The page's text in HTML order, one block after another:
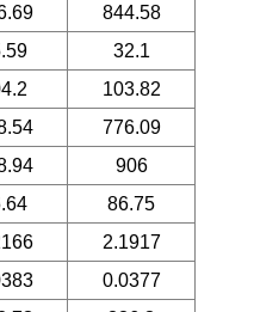
844.58
32.1
103.82
776.09
906
86.75
2.1917
0.0377